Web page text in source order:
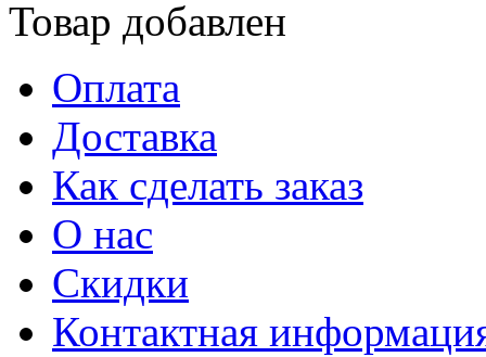
Товар добавлен
Оплата
Доставка
Как сделать заказ
О нас
Скидки
Контактная